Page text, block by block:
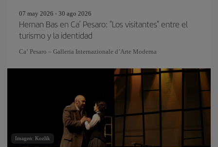
07 may 2026 - 30 ago 2026
Hernan Bas en Ca’ Pesaro: "Los visitantes" entre el
turismo y la identidad
Ca’ Pesaro – Galleria Internazionale d’Arte Moderna
Imagen: Kozlik